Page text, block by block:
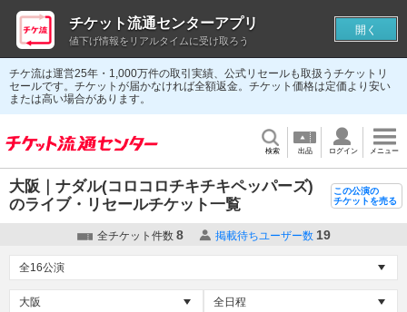
チケ流は運営25年・1,000万件の取引実績、公式リセールも取扱うチケットリ
セールです。チケットが届かなければ全額返金。チケット価格は定価より安い
または高い場合があります。
検索 出品 ログイン メニュー
大阪｜ナダル(コロコロチキチキペッパーズ)
のライブ・リセールチケット一覧
この公演の
チケットを売る
全チケット件数 8 掲載待ちユーザー数 19
チケット流通センターアプリ
値下げ情報をリアルタイムに受け取ろう
開く